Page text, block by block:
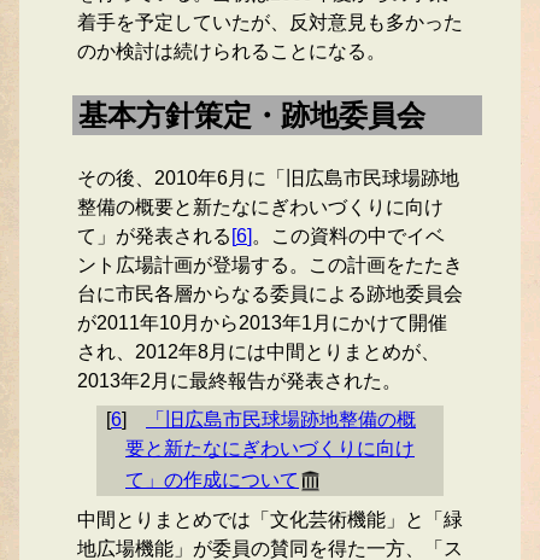
着手を予定していたが、反対意見も多かった
のか検討は続けられることになる。
基本方針策定・跡地委員会
その後、2010年6月に「旧広島市民球場跡地
整備の概要と新たなにぎわいづくりに向け
て」が発表される [6] 。この資料の中でイベ
ント広場計画が登場する。この計画をたたき
台に市民各層からなる委員による跡地委員会
が2011年10月から2013年1月にかけて開催
され、2012年8月には中間とりまとめが、
2013年2月に最終報告が発表された。
[6]
「旧広島市民球場跡地整備の概
要と新たなにぎわいづくりに向け
て」の作成について
中間とりまとめでは「文化芸術機能」と「緑
地広場機能」が委員の賛同を得た一方、「ス